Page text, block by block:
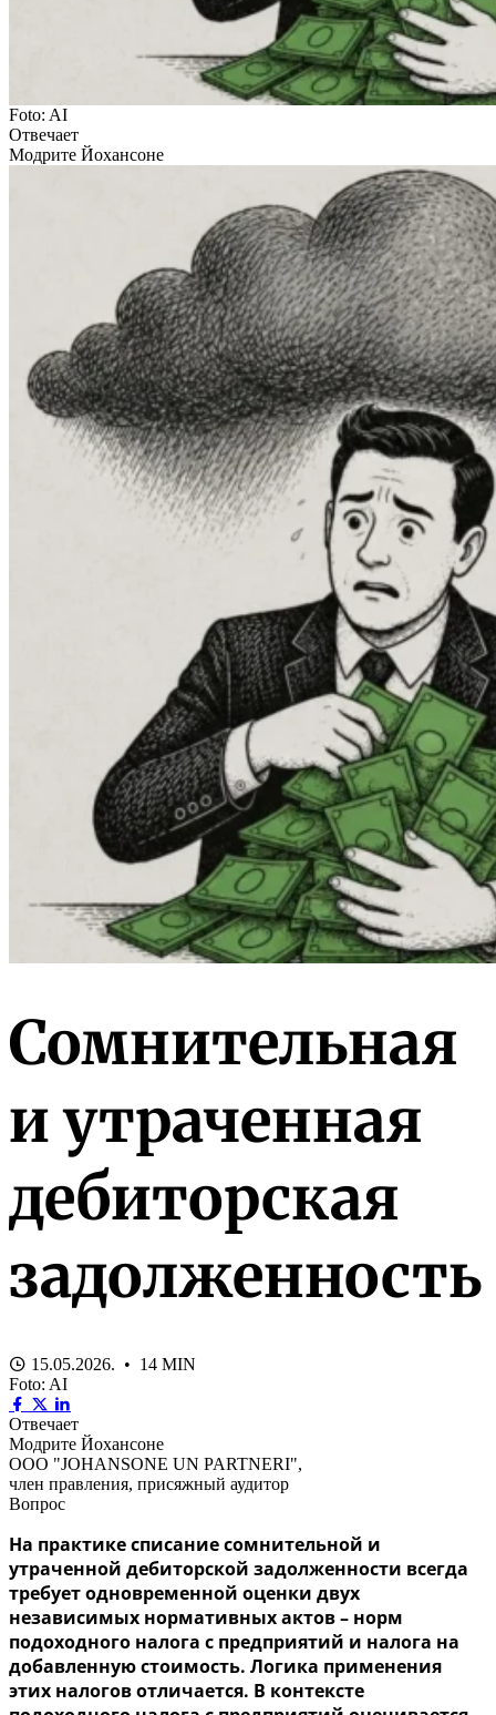
Foto: AI
Отвечает
Модрите Йохансоне
Сомнительная
и утраченная
дебиторская
задолженность
15.05.2026. • 14 MIN
Foto: AI
Отвечает
Модрите Йохансоне
ООО "JOHANSONE UN PARTNERI",
член правления, присяжный аудитор
Вопрос
На практике списание сомнительной и
утраченной дебиторской задолженности всегда
требует одновременной оценки двух
независимых нормативных актов – норм
подоходного налога с предприятий и налога на
добавленную стоимость. Логика применения
этих налогов отличается. В контексте